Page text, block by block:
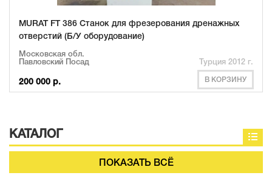
MURAT FT 386 Станок для фрезерования дренажных
отверстий (Б/У оборудование)
Московская обл.
Павловский Посад
Турция 2012 г.
200 000 р. В КОРЗИНУ
КАТАЛОГ
ПОКАЗАТЬ ВСЁ